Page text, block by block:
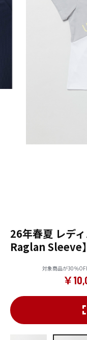
26年春夏 レデ
Raglan Sleeve
対象商品が30％
￥